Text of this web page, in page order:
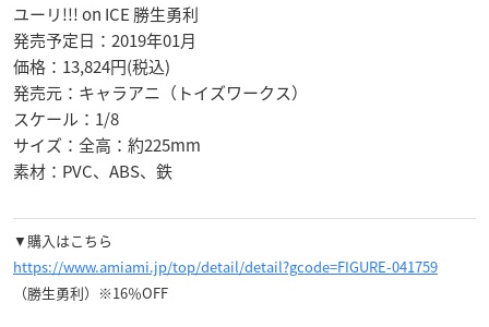
ユーリ!!! on ICE 勝生勇利
発売予定日：2019年01月
価格：13,824円(税込)
発売元：キャラアニ（トイズワークス）
スケール：1/8
サイズ：全高：約225mm
素材：PVC、ABS、鉄
▼購入はこちら
https://www.amiami.jp/top/detail/detail?gcode=FIGURE-041759
（勝生勇利）※16％OFF